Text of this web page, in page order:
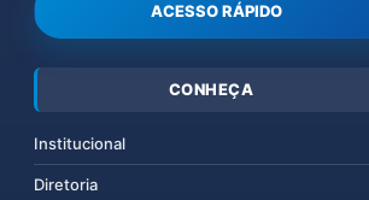
ACESSO RÁPIDO
CONHEÇA
Institucional
Diretoria